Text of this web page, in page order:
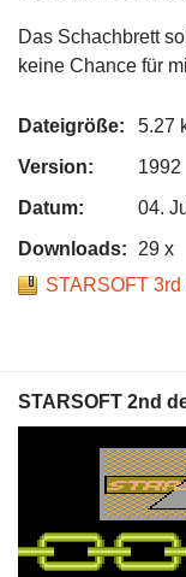
Das Schachbrett
keine Chance für
Dateigröße:
5.27
Version:
1992
Datum:
04.
Downloads:
29 x
STARSOFT 3rd
STARSOFT 2nd